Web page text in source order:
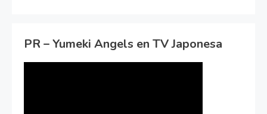
PR – Yumeki Angels en TV Japonesa